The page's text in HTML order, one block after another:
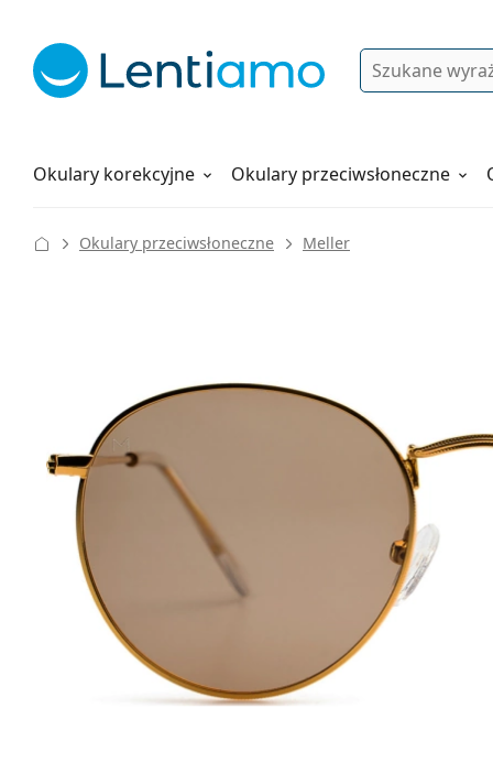
Wyszukiwanie
Płyny do soczewek
Okulary korekcyjne Okulary przeciwsłoneczne
Wszystko o zakupach
Okulary przeciwsłoneczne Meller
46 mm
Wysokość soczewki
49 mm
Szerokość soczewki